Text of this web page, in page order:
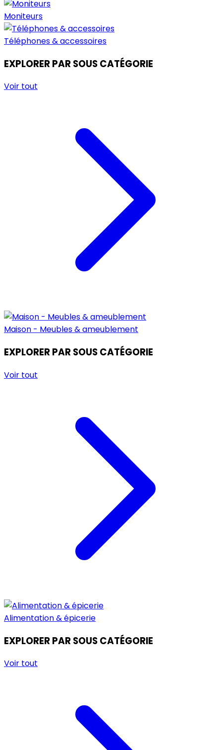
Moniteurs
Téléphones & accessoires
EXPLORER PAR SOUS CATÉGORIE
Voir tout
Maison - Meubles & ameublement
EXPLORER PAR SOUS CATÉGORIE
Voir tout
Alimentation & épicerie
EXPLORER PAR SOUS CATÉGORIE
Voir tout